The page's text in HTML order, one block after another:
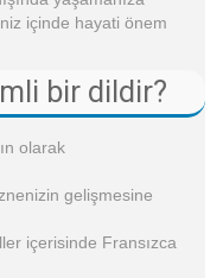
içinde hayati önem
bir dildir?
olarak
gelişmesine
içerisinde Fransızca